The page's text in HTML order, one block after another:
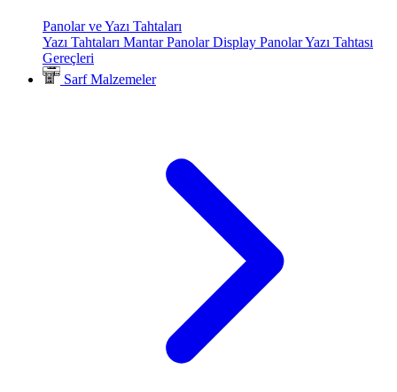
Panolar ve Yazı Tahtaları
Yazı Tahtaları Mantar PanolarDisplay PanolarYazı Tahtası
Gereçleri
Sarf Malzemeler